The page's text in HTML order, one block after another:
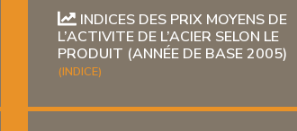
INDICES DES PRIX MOYENS DE
L’ACTIVITE DE L’ACIER SELON LE
PRODUIT (ANNÉE DE BASE 2005)
(INDICE)